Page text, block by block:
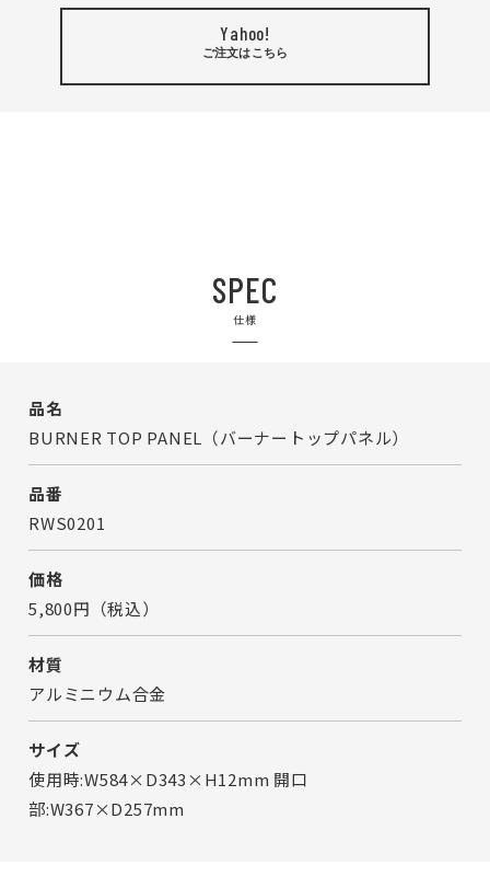
Yahoo!
ご注文はこちら
SPEC
仕様
品名
BURNER TOP PANEL（バーナートップパネル）
品番
RWS0201
価格
5,800円（税込）
材質
アルミニウム合金
サイズ
使用時:W584×D343×H12mm 開口
部:W367×D257mm